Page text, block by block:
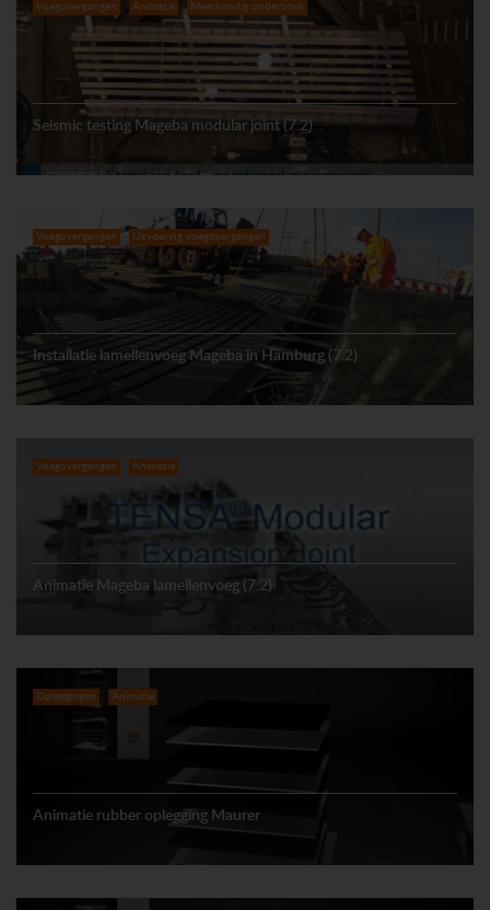
Voegovergangen Animatie Meetkundig onderzoek
Seismic testing Mageba modular joint (7.2)
Voegovergangen Uitvoering voegovergangen
Installatie lamellenvoeg Mageba in Hamburg (7.2)
Voegovergangen Animatie
Animatie Mageba lamellenvoeg (7.2)
Opleggingen Animatie
Animatie rubber oplegging Maurer